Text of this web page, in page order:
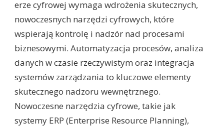
erze cyfrowej wymaga wdrożenia skutecznych,
nowoczesnych narzędzi cyfrowych, które
wspierają kontrolę i nadzór nad procesami
biznesowymi. Automatyzacja procesów, analiza
danych w czasie rzeczywistym oraz integracja
systemów zarządzania to kluczowe elementy
skutecznego nadzoru wewnętrznego.
Nowoczesne narzędzia cyfrowe, takie jak
systemy ERP (Enterprise Resource Planning),